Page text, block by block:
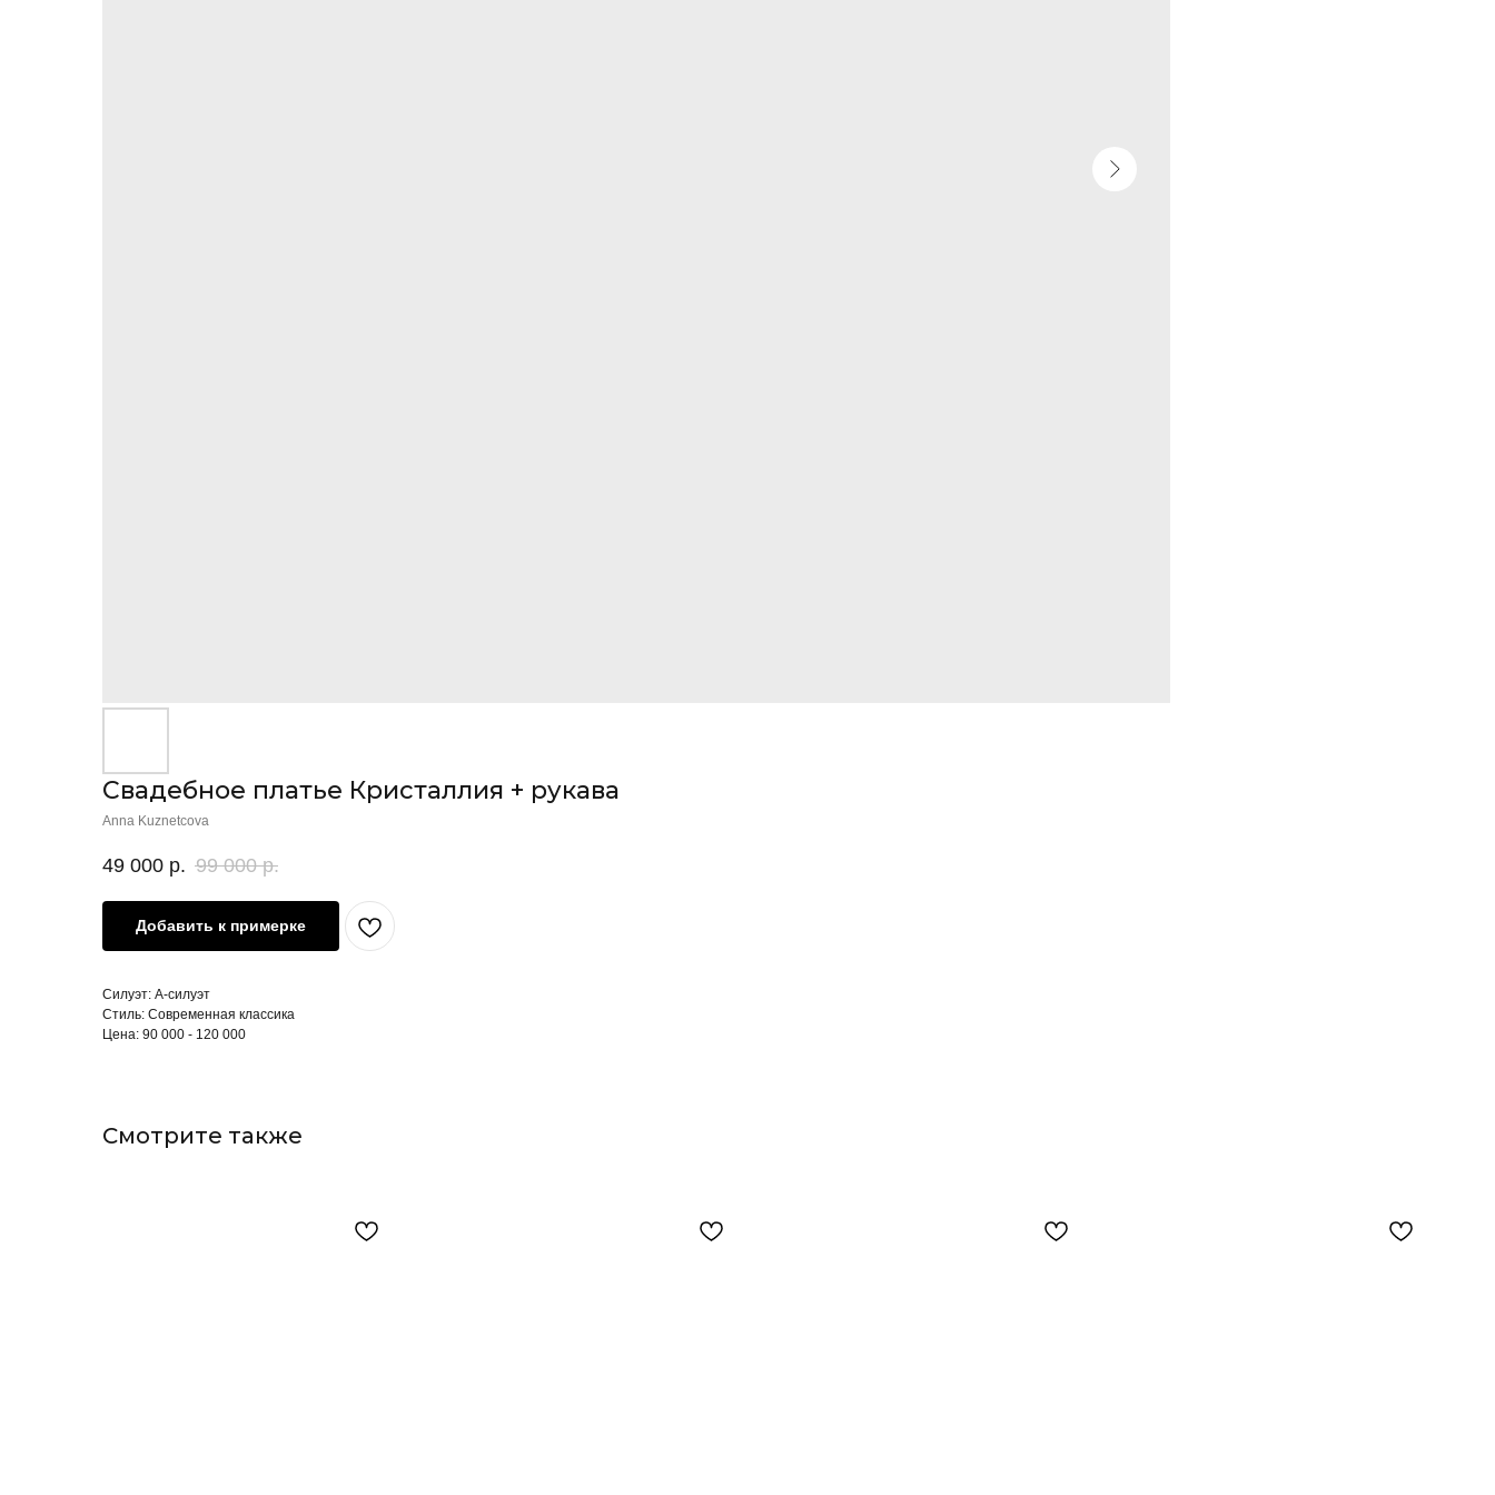
Свадебное платье Кристаллия + рукава
Anna Kuznetcova
49 000 р. 99 000 р.
Добавить к примерке
Силуэт: А-силуэт
Стиль: Современная классика
Цена: 90 000 - 120 000
Смотрите также